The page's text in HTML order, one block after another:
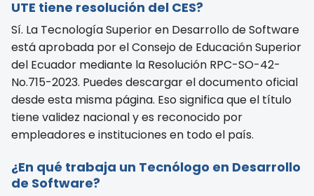
UTE tiene resolución del CES?
Sí. La Tecnología Superior en Desarrollo de Software
está aprobada por el Consejo de Educación Superior
del Ecuador mediante la Resolución RPC-SO-42-
No.715-2023. Puedes descargar el documento oficial
desde esta misma página. Eso significa que el título
tiene validez nacional y es reconocido por
empleadores e instituciones en todo el país.
¿En qué trabaja un Tecnólogo en Desarrollo
de Software?